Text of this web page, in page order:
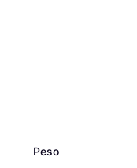
Peso